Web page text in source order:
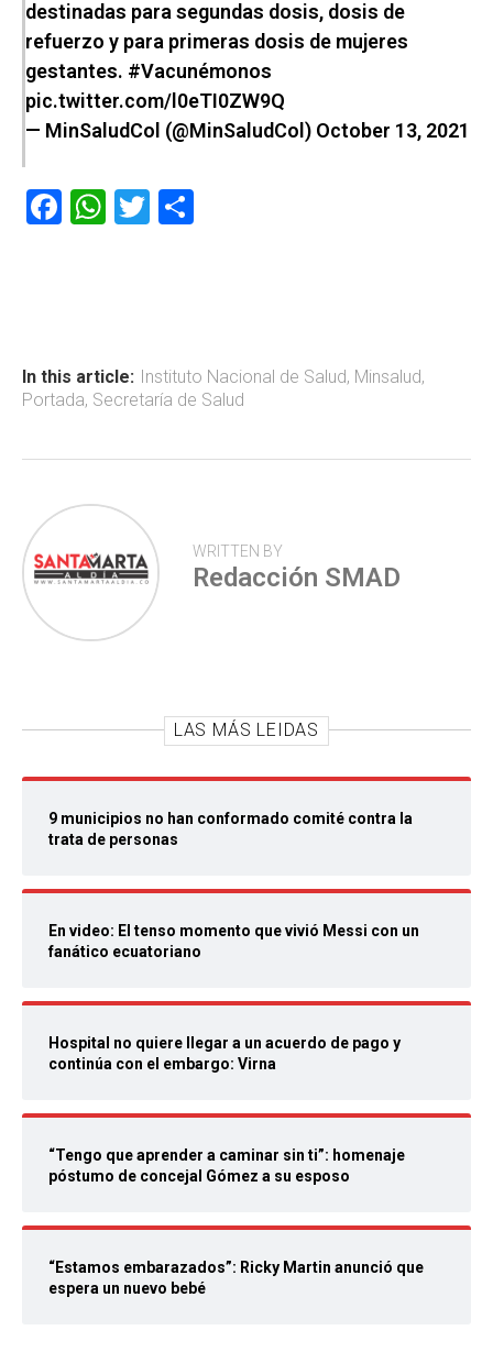
destinadas para segundas dosis, dosis de
refuerzo y para primeras dosis de mujeres
gestantes. #Vacunémonos
pic.twitter.com/l0eTI0ZW9Q
— MinSaludCol (@MinSaludCol) October 13, 2021
F
ok
W
p
p
T
tir
In this article: Instituto Nacional de Salud, Minsalud,
Portada, Secretaría de Salud
WRITTEN BY
Redacción SMAD
LAS MÁS LEIDAS
9 municipios no han conformado comité contra la
trata de personas
En video: El tenso momento que vivió Messi con un
fanático ecuatoriano
Hospital no quiere llegar a un acuerdo de pago y
continúa con el embargo: Virna
“Tengo que aprender a caminar sin ti”: homenaje
póstumo de concejal Gómez a su esposo
“Estamos embarazados”: Ricky Martin anunció que
espera un nuevo bebé